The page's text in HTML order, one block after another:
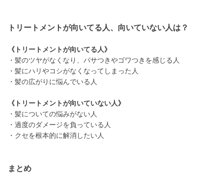
トリートメントが向いてる人、向いていない人は？
《トリートメントが向いてる人》
・髪のツヤがなくなり、パサつきやゴワつきを感じる人
・髪にハリやコシがなくなってしまった人
・髪の広がりに悩んでいる人
《トリートメントが向いていない人》
・髪についての悩みがない人
・過度のダメージを負っている人
・クセを根本的に解消したい人
まとめ